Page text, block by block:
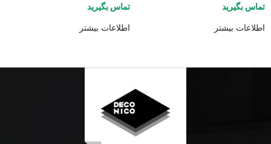
تماس بگیرید
اطلاعات بیشتر
تماس بگیرید
اطلاعات بیشتر